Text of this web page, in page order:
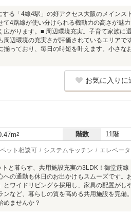
る「4線4駅」の好アクセス大阪のメインス
て4路線が使い分けられる機動力の高さが魅
広がります。■ 周辺環境充実。子育て家族に
周辺環境の充実さが評価されているエリアで
揃っており、毎日の時短を叶えます。小さな
お気に入りに
2 階数 11階
ペット相談可 システムキッチン エレベー
トと暮らす、共用施設充実の3LDK！御堂筋
への通勤も休日のお出かけもスムーズです。
ワイドリビングを採用し、家具の配置がし
ンなど、暮らしの質を高める共用施設を完
めませんか？